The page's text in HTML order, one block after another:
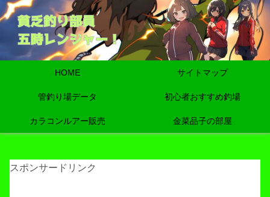
HOME サイトマップ
管釣り場データ 初心者おすすめ釣場
カラコンルアー販売 金菜品子の部屋
スポンサードリンク